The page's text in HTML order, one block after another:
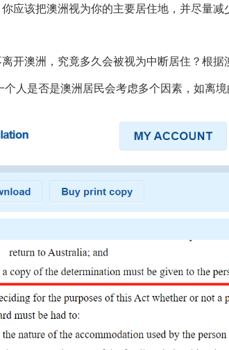
应该把澳洲视为你的主要居住地，并尽量减
开澳洲，究竟多久会被视为中断居住？根据
人是否是澳洲居民会考虑多个因素，如离